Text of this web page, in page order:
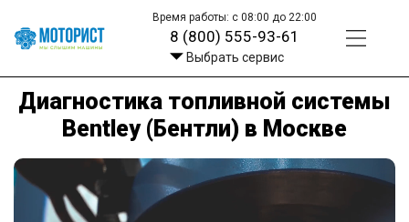
Время работы: с 08:00 до 22:00
8 (800) 555-93-61
Выбрать сервис
Диагностика топливной системы
Bentley (Бентли) в Москве